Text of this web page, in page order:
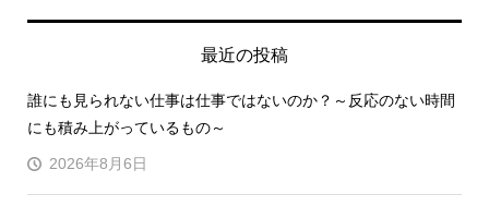
最近の投稿
誰にも見られない仕事は仕事ではないのか？～反応のない時間
にも積み上がっているもの～
2026年8月6日